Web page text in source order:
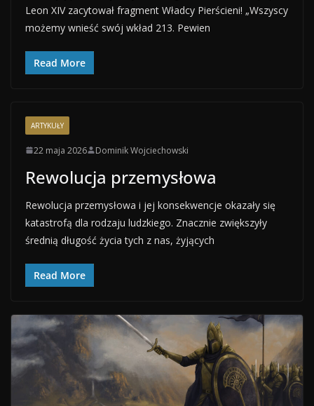
Leon XIV zacytował fragment Władcy Pierścieni! „Wszyscy
możemy wnieść swój wkład 213. Pewien
Read More
ARTYKUŁY
22 maja 2026 Dominik Wojciechowski
Rewolucja przemysłowa
Rewolucja przemysłowa i jej konsekwencje okazały się
katastrofą dla rodzaju ludzkiego. Znacznie zwiększyły
średnią długość życia tych z nas, żyjących
Read More